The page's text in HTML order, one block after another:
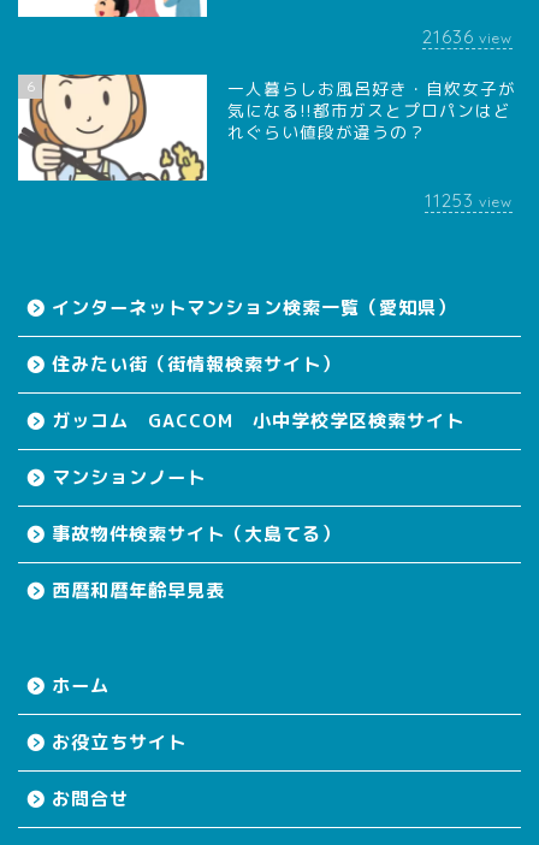
21636 view
6
一人暮らしお風呂好き・自炊女子が
気になる!!都市ガスとプロパンはど
れぐらい値段が違うの？
11253 view
インターネットマンション検索一覧（愛知県）
住みたい街（街情報検索サイト）
ガッコム GACCOM 小中学校学区検索サイト
マンションノート
事故物件検索サイト（大島てる）
西暦和暦年齢早見表
ホーム
お役立ちサイト
お問合せ